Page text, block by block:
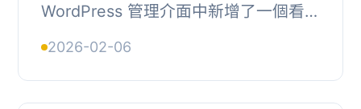
WordPress 管理介面中新增了一個看板
入的 Gutenberg（Block）編輯器中的
編輯備註。這...
2026-02-06